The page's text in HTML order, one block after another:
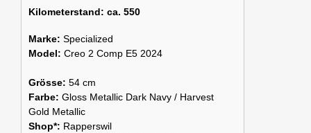
Kilometerstand: ca. 550
Marke: Specialized
Model: Creo 2 Comp E5 2024
Grösse: 54 cm
Farbe: Gloss Metallic Dark Navy / Harvest
Gold Metallic
Shop*: Rapperswil